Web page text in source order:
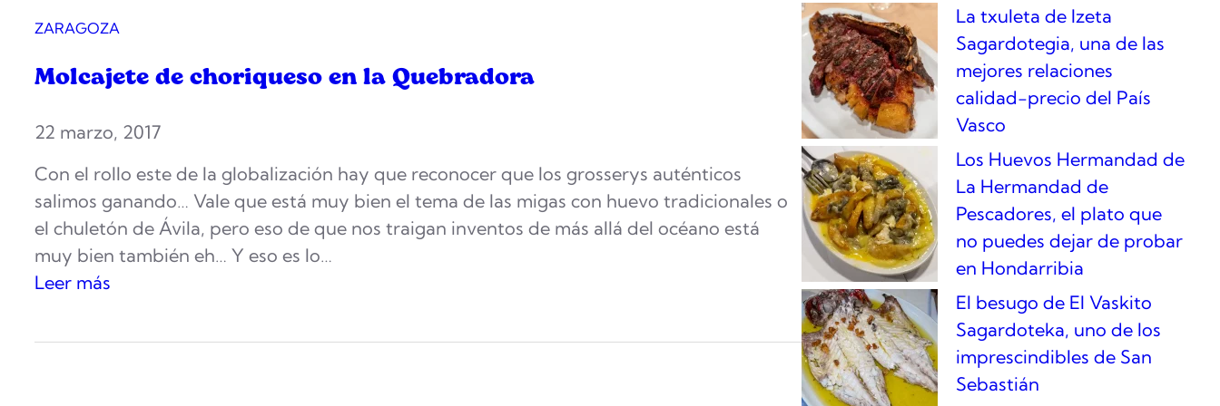
ZARAGOZA
Molcajete de choriqueso en la Quebradora
22 marzo, 2017
Con el rollo este de la globalización hay que reconocer que los grosserys auténticos
salimos ganando… Vale que está muy bien el tema de las migas con huevo tradicionales o
el chuletón de Ávila, pero eso de que nos traigan inventos de más allá del océano está
muy bien también eh… Y eso es lo…
Leer más
o
La txuleta de Izeta
Sagardotegia, una de las
mejores relaciones
calidad-precio del País
Vasco
Los Huevos Hermandad de
La Hermandad de
Pescadores, el plato que
no puedes dejar de probar
en Hondarribia
El besugo de El Vaskito
Sagardoteka, uno de los
imprescindibles de San
Sebastián